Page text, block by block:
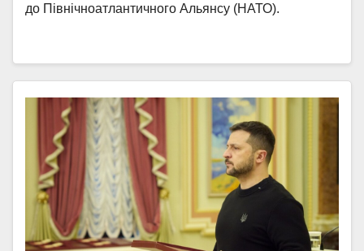
до Північноатлантичного Альянсу (НАТО).